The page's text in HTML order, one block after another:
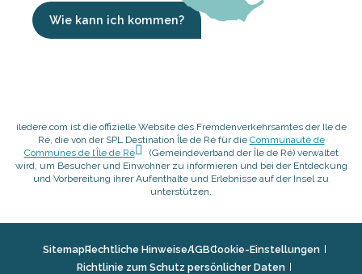
Wie kann ich kommen?
iledere.com ist die offizielle Website des Fremdenverkehrsamtes der Ile de
Ré, die von der SPL Destination Île de Ré für die Communauté de
Communes de l’Île de Ré
(Gemeindeverband der Île de Ré) verwaltet
wird, um Besucher und Einwohner zu informieren und bei der Entdeckung
und Vorbereitung ihrer Aufenthalte und Erlebnisse auf der Insel zu
unterstützen.
SitemapRechtliche HinweiseAGBCookie-Einstellungen
Richtlinie zum Schutz persönlicher Daten